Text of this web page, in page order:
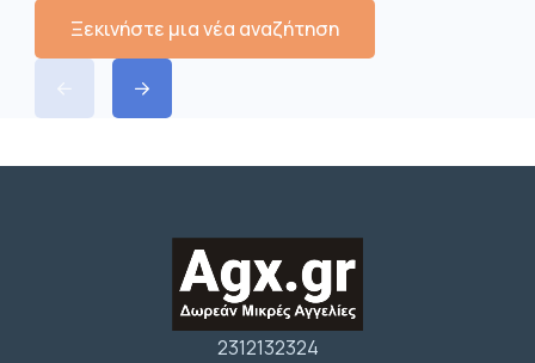
Ξεκινήστε μια νέα αναζήτηση
2312132324